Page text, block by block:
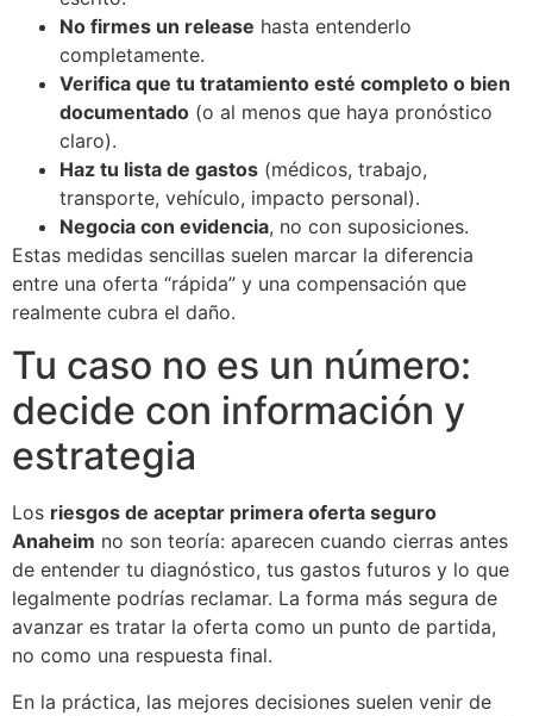
No firmes un release hasta entenderlo
completamente.
Verifica que tu tratamiento esté completo o bien
documentado (o al menos que haya pronóstico
claro).
Haz tu lista de gastos (médicos, trabajo,
transporte, vehículo, impacto personal).
Negocia con evidencia, no con suposiciones.
Estas medidas sencillas suelen marcar la diferencia
entre una oferta “rápida” y una compensación que
realmente cubra el daño.
Tu caso no es un número:
decide con información y
estrategia
Los riesgos de aceptar primera oferta seguro
Anaheim no son teoría: aparecen cuando cierras antes
de entender tu diagnóstico, tus gastos futuros y lo que
legalmente podrías reclamar. La forma más segura de
avanzar es tratar la oferta como un punto de partida,
no como una respuesta final.
En la práctica, las mejores decisiones suelen venir de